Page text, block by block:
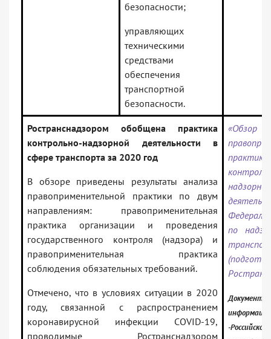
безопасности;
управляющих
техническими
средствами
обеспечения
транспортной
безопасности.
Ространснадзором обобщена практика
контрольно-надзорной деятельности в
сфере транспорта за 2020 год
В обзоре приведены результаты анализа
правоприменительной практики по двум
направлениям: правоприменительная
практика организации и проведения
государственного контроля (надзора) и
правоприменительная практика
соблюдения обязательных требований.
Отмечено, что в условиях ситуации в 2020
году, связанной с распространением
коронавирусной инфекции COVID-19,
проводимые Ространснадзором
«Обзор
практики
надзорной
по
Документ
-Российское